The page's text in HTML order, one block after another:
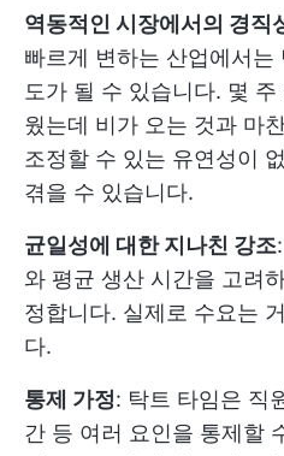
역동적인 시장에서의 경직
빠르게 변하는 산업에서
도가 될 수 있습니다. 몇
웠는데 비가 오는 것과 마
조정할 수 있는 유연성이
겪을 수 있습니다.
균일성에 대한 지나친 강조
와 평균 생산 시간을 고려
정합니다. 실제로 수요는
다.
통제 가정: 탁트 타임은 직
간 등 여러 요인을 통제할